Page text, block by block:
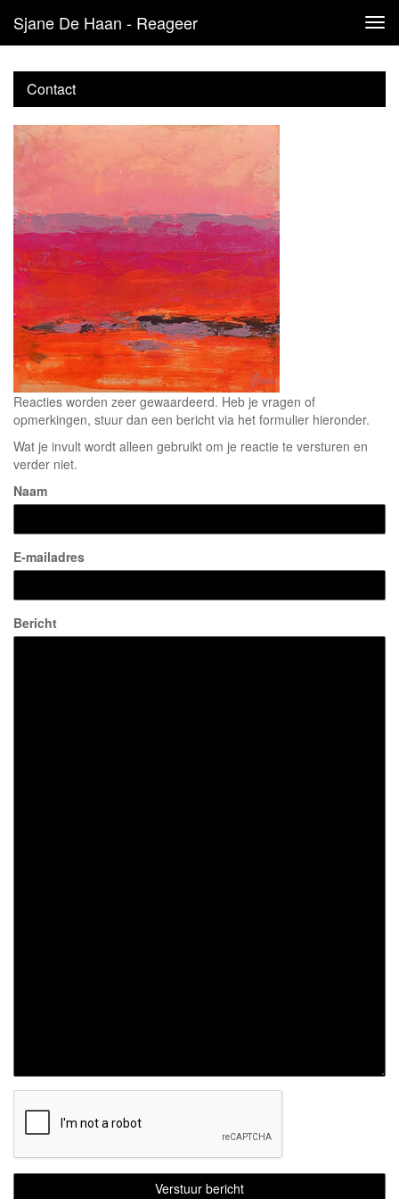
Sjane De Haan - Reageer
Contact
Reacties worden zeer gewaardeerd. Heb je vragen of
opmerkingen, stuur dan een bericht via het formulier hieronder.
Wat je invult wordt alleen gebruikt om je reactie te versturen en
verder niet.
Naam
E-mailadres
Bericht